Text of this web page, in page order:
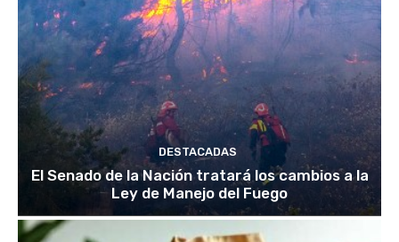
DESTACADAS
El Senado de la Nación tratará los cambios a la
Ley de Manejo del Fuego